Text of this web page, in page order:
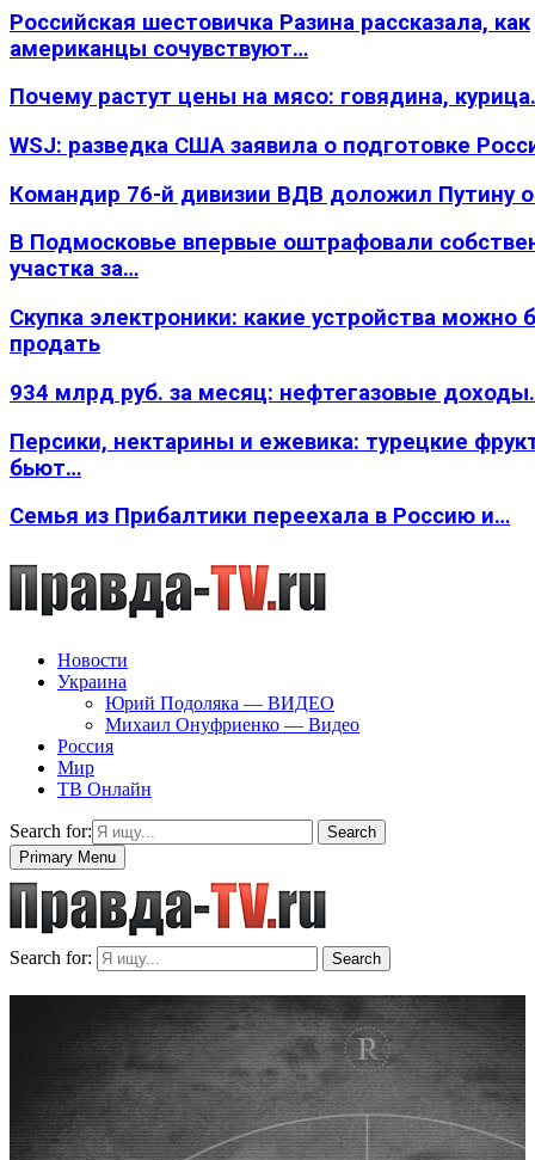
Российская шестовичка Разина рассказала, как
американцы сочувствуют…
Почему растут цены на мясо: говядина,
WSJ: разведка США заявила о подготовке
Командир 76-й дивизии ВДВ доложил Путину
В Подмосковье впервые оштрафовали
участка за…
Скупка электроники: какие устройства можно
продать
934 млрд руб. за месяц: нефтегазовые
Персики, нектарины и ежевика: турецкие
бьют…
Семья из Прибалтики переехала в Россию и…
Новости
Украина
Юрий Подоляка — ВИДЕО
Михаил Онуфриенко — Видео
Россия
Мир
ТВ Онлайн
Search for:
Search
Primary Menu
Search for: Search